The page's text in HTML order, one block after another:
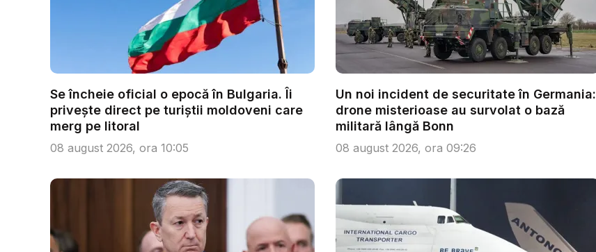
Se încheie oficial o epocă în Bulgaria. Îi
privește direct pe turiștii moldoveni care
merg pe litoral
08 august 2026, ora 10:05
Un noi incident de securitate în Germania:
drone misterioase au survolat o bază
militară lângă Bonn
08 august 2026, ora 09:26